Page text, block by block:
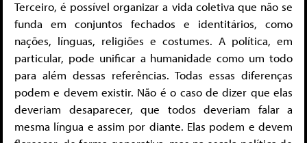
Terceiro, é possível organizar a vida coletiva que não se
funda em conjuntos fechados e identitários, como
nações, línguas, religiões e costumes. A política, em
particular, pode unificar a humanidade como um todo
para além dessas referências. Todas essas diferenças
podem e devem existir. Não é o caso de dizer que elas
deveriam desaparecer, que todos deveriam falar a
mesma língua e assim por diante. Elas podem e devem